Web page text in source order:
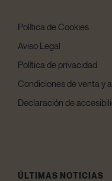
Política de Cookies
Aviso Legal
Política de privacidad
Condiciones de venta y
Declaración de
ÚLTIMAS NOTICIAS